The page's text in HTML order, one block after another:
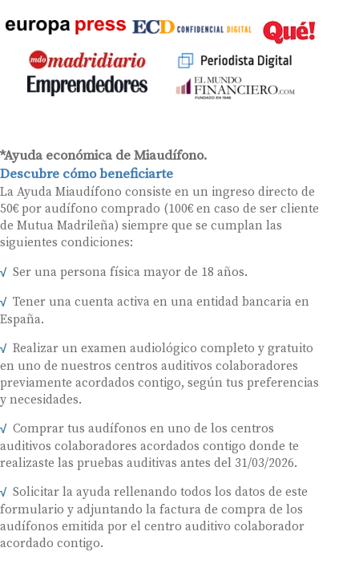
*Ayuda económica de Miaudífono.
Descubre cómo beneficiarte
La Ayuda Miaudífono consiste en un ingreso directo de
50€ por audífono comprado (100€ en caso de ser cliente
de Mutua Madrileña) siempre que se cumplan las
siguientes condiciones:
Ser una persona física mayor de 18 años.
Tener una cuenta activa en una entidad bancaria en
España.
Realizar un examen audiológico completo y gratuito
en uno de nuestros centros auditivos colaboradores
previamente acordados contigo, según tus preferencias
y necesidades.
Comprar tus audífonos en uno de los centros
auditivos colaboradores acordados contigo donde te
realizaste las pruebas auditivas antes del 31/03/2026.
Solicitar la ayuda rellenando todos los datos de este
formulario y adjuntando la factura de compra de los
audífonos emitida por el centro auditivo colaborador
acordado contigo.